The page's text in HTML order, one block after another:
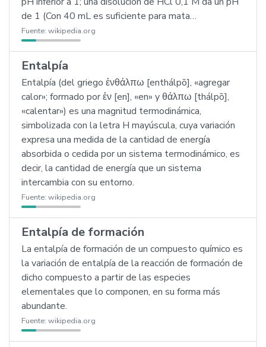
de 1 (Con 40 mL es suficiente para mata…
Fuente: wikipedia.org
Entalpía
Entalpía (del griego ἐνθάλπω [enthálpō], «agregar
calor»; formado por ἐν [en], «en» y θάλπω [thálpō],
«calentar») es una magnitud termodinámica,
simbolizada con la letra H mayúscula, cuya variación
expresa una medida de la cantidad de energía
absorbida o cedida por un sistema termodinámico, es
decir, la cantidad de energía que un sistema
intercambia con su entorno.
Fuente: wikipedia.org
Entalpía de formación
La entalpía de formación de un compuesto químico es
la variación de entalpía de la reacción de formación de
dicho compuesto a partir de las especies
elementales que lo componen, en su forma más
abundante.
Fuente: wikipedia.org